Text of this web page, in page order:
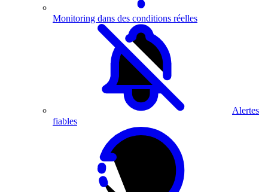
Monitoring dans des conditions réelles
Alertes
fiables